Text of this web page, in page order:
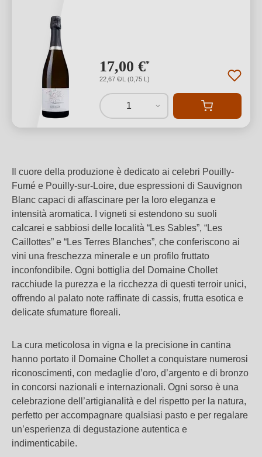
17,00 €*
22,67 €/L (0,75 L)
1
Il cuore della produzione è dedicato ai celebri Pouilly-
Fumé e Pouilly-sur-Loire, due espressioni di Sauvignon
Blanc capaci di affascinare per la loro eleganza e
intensità aromatica. I vigneti si estendono su suoli
calcarei e sabbiosi delle località “Les Sables”, “Les
Caillottes” e “Les Terres Blanches”, che conferiscono ai
vini una freschezza minerale e un profilo fruttato
inconfondibile. Ogni bottiglia del Domaine Chollet
racchiude la purezza e la ricchezza di questi terroir unici,
offrendo al palato note raffinate di cassis, frutta esotica e
delicate sfumature floreali.
La cura meticolosa in vigna e la precisione in cantina
hanno portato il Domaine Chollet a conquistare numerosi
riconoscimenti, con medaglie d’oro, d’argento e di bronzo
in concorsi nazionali e internazionali. Ogni sorso è una
celebrazione dell’artigianalità e del rispetto per la natura,
perfetto per accompagnare qualsiasi pasto e per regalare
un’esperienza di degustazione autentica e
indimenticabile.